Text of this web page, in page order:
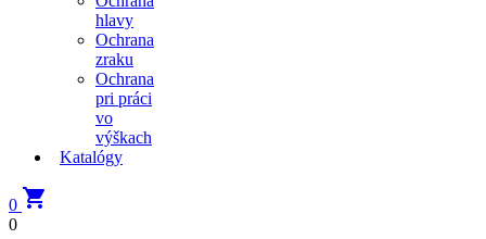
hlavy
Ochrana
zraku
Ochrana
pri práci
vo
výškach
Katalógy
0 
0